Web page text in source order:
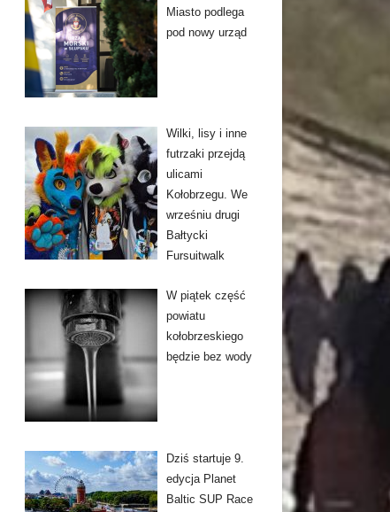
Miasto podlega
pod nowy urząd
Wilki, lisy i inne
futrzaki przejdą
ulicami
Kołobrzegu. We
wrześniu drugi
Bałtycki
Fursuitwalk
W piątek część
powiatu
kołobrzeskiego
będzie bez wody
Dziś startuje 9.
edycja Planet
Baltic SUP Race